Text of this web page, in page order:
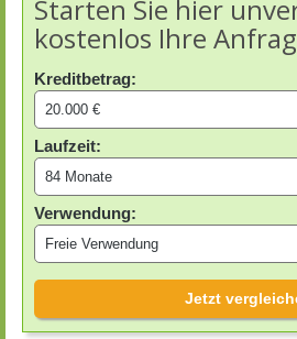
Starten Sie hier
kostenlos Ihre
Kreditbetrag:
Laufzeit:
Verwendung:
Jetzt